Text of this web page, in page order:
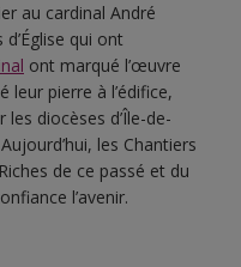
au cardinal André
qui ont
ont marqué l’œuvre
pierre à l’édifice,
diocèses d’Île-de-
les Chantiers
de ce passé et du
l’avenir.